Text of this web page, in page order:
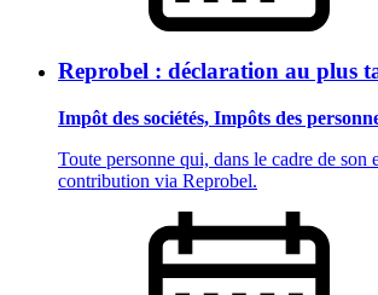
Reprobel : déclaration au plus
Impôt des sociétés, Impôts des
Toute personne qui, dans le cadre de son
contribution via Reprobel.